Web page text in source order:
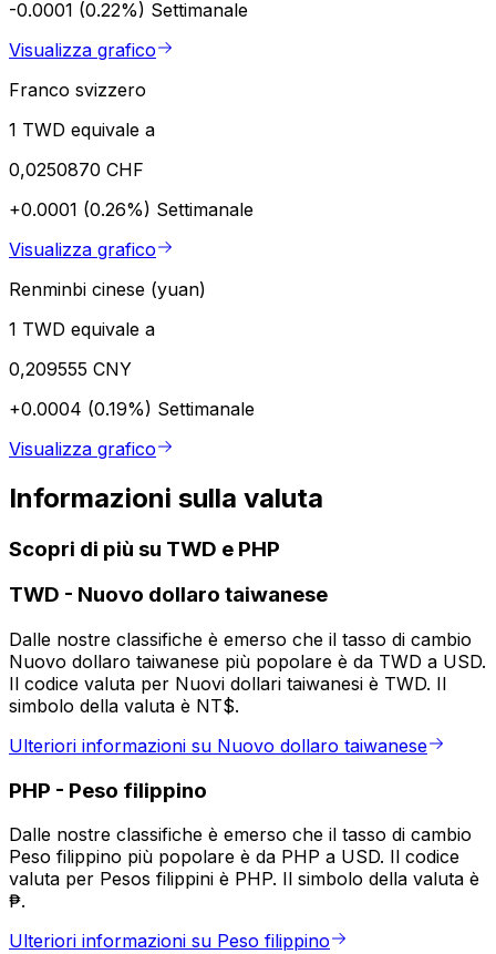
-0.0001 (0.22%) Settimanale
Visualizza grafico
Franco svizzero
1 TWD equivale a
0,0250870 CHF
+0.0001 (0.26%) Settimanale
Visualizza grafico
Renminbi cinese (yuan)
1 TWD equivale a
0,209555 CNY
+0.0004 (0.19%) Settimanale
Visualizza grafico
Informazioni sulla valuta
Scopri di più su TWD e PHP
TWD - Nuovo dollaro taiwanese
Dalle nostre classifiche è emerso che il tasso di cambio
Nuovo dollaro taiwanese più popolare è da TWD a USD.
Il codice valuta per Nuovi dollari taiwanesi è TWD. Il
simbolo della valuta è NT$.
Ulteriori informazioni su Nuovo dollaro taiwanese
PHP - Peso filippino
Dalle nostre classifiche è emerso che il tasso di cambio
Peso filippino più popolare è da PHP a USD. Il codice
valuta per Pesos filippini è PHP. Il simbolo della valuta è
₱.
Ulteriori informazioni su Peso filippino